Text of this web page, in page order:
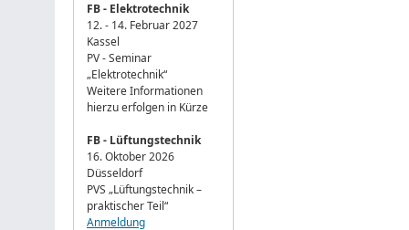
FB - Elektrotechnik
12. - 14. Februar 2027
Kassel
PV - Seminar
„Elektrotechnik“
Weitere Informationen
hierzu erfolgen in Kürze
FB - Lüftungstechnik
16. Oktober 2026
Düsseldorf
PVS „Lüftungstechnik –
praktischer Teil“
Anmeldung